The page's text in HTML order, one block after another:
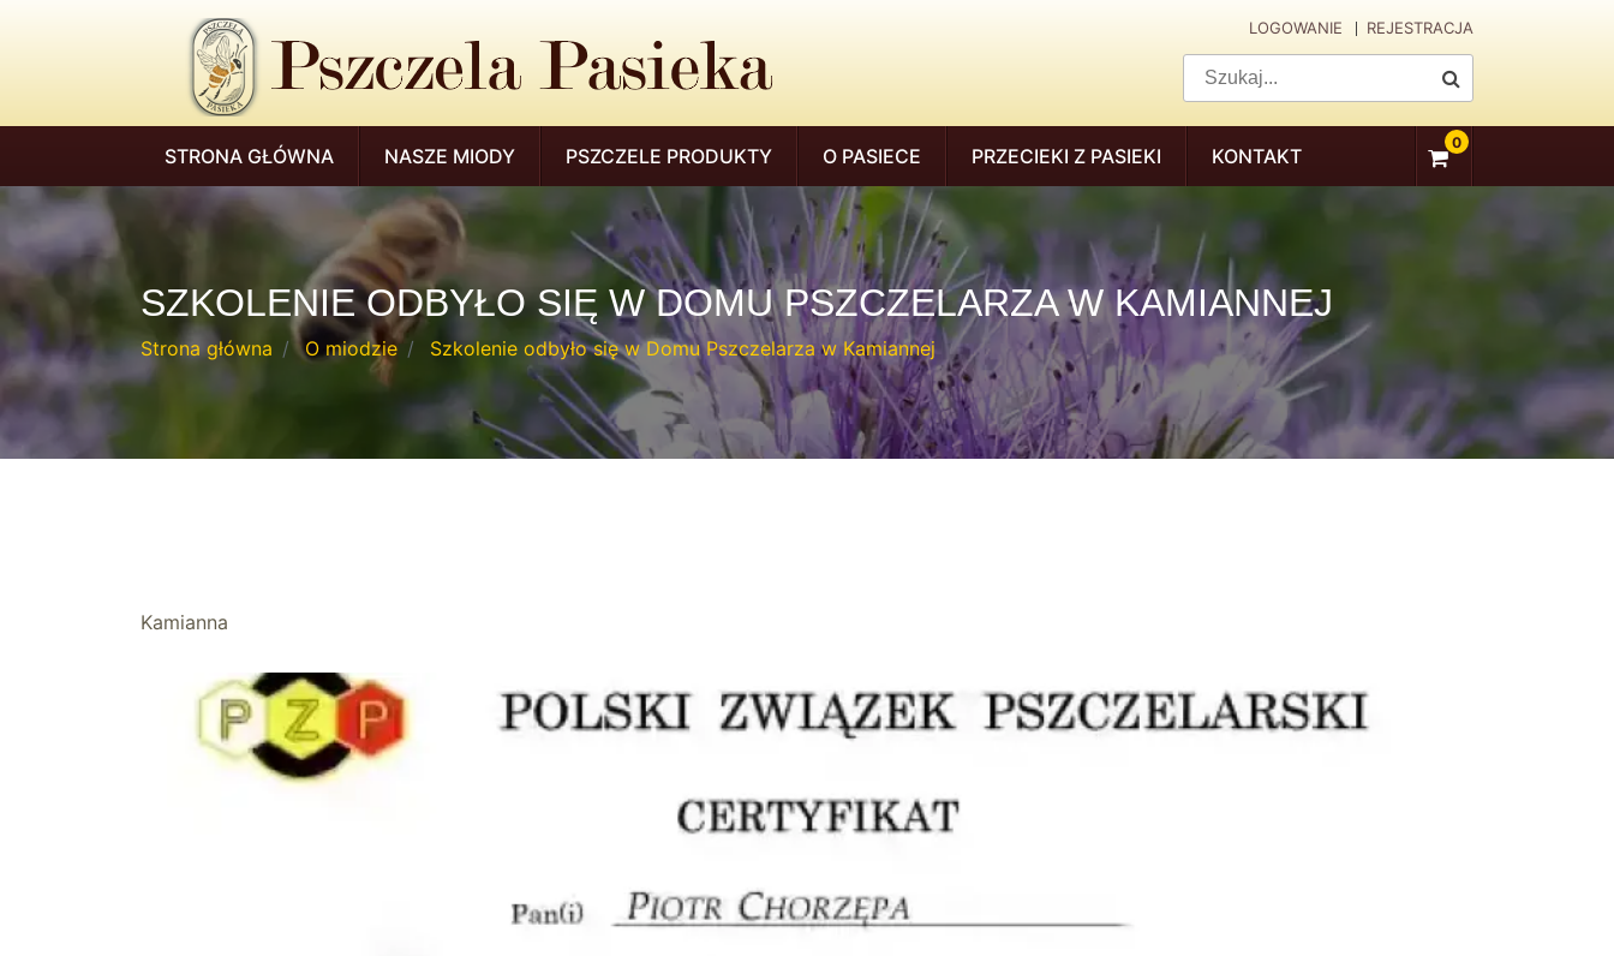
LOGOWANIE REJESTRACJA
STRONA GŁÓWNA NASZE MIODY PSZCZELE PRODUKTY O PASIECE PRZECIEKI Z PASIEKI KONTAKT
0
SZKOLENIE ODBYŁO SIĘ W DOMU PSZCZELARZA W KAMIANNEJ
Strona główna O miodzie Szkolenie odbyło się w Domu Pszczelarza w Kamiannej
Kamianna